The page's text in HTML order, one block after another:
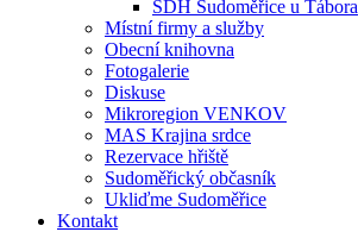
SDH Sudoměřice u Tábora
Místní firmy a služby
Obecní knihovna
Fotogalerie
Diskuse
Mikroregion VENKOV
MAS Krajina srdce
Rezervace hřiště
Sudoměřický občasník
Ukliďme Sudoměřice
Kontakt